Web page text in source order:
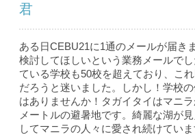
君
ある日CEBU21に1通のメールが届き
検討してほしいという業務メールで
ている学校も50校を超えており、こ
だろうと迷いました。しかし！学校
はありませんか！タガイタイはマニ
メートルの避暑地です。綺麗な湖が
してマニラの人々に愛され続けてい